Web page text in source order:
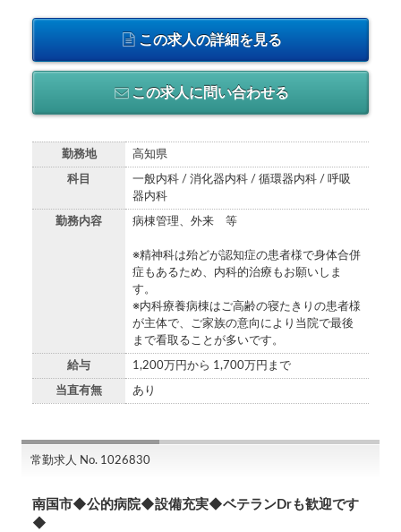
この求人の詳細を見る
この求人に問い合わせる
勤務地 高知県
科目
一般内科 / 消化器内科 / 循環器内科 / 呼吸
器内科
勤務内容 病棟管理、外来 等
※精神科は殆どが認知症の患者様で身体合併
症もあるため、内科的治療もお願いしま
す。
※内科療養病棟はご高齢の寝たきりの患者様
が主体で、ご家族の意向により当院で最後
まで看取ることが多いです。
給与 1,200万円から 1,700万円まで
当直有無 あり
常勤求人 No. 1026830
南国市◆公的病院◆設備充実◆ベテランDrも歓迎です
◆